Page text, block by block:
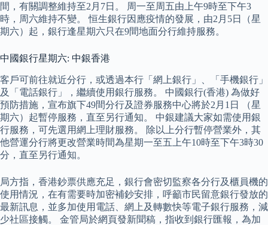
間，有關調整維持至2月7日。 周一至周五由上午9時至下午3
時，周六維持不變。 恒生銀行因應疫情的發展，由2月5日（星
期六）起，銀行逢星期六只在9間地面分行維持服務。
中國銀行星期六: 中銀香港
客戶可前往就近分行，或透過本行「網上銀行」、「手機銀行」
及「電話銀行」，繼續使用銀行服務。 中國銀行(香港) 為做好
預防措施，宣布旗下49間分行及證券服務中心將於2月1日 （星
期六）起暫停服務，直至另行通知。 中銀建議大家如需使用銀
行服務，可先選用網上理財服務。 除以上分行暫停營業外，其
他營運分行將更改營業時間為星期一至五上午10時至下午3時30
分，直至另行通知。
局方指，香港鈔票供應充足，銀行會密切監察各分行及櫃員機的
使用情況，在有需要時加密補鈔安排，呼籲市民留意銀行發放的
最新訊息，並多加使用電話、網上及轉數快等電子銀行服務，減
少社區接觸。 金管局於網頁發新聞稿，指收到銀行匯報，為加